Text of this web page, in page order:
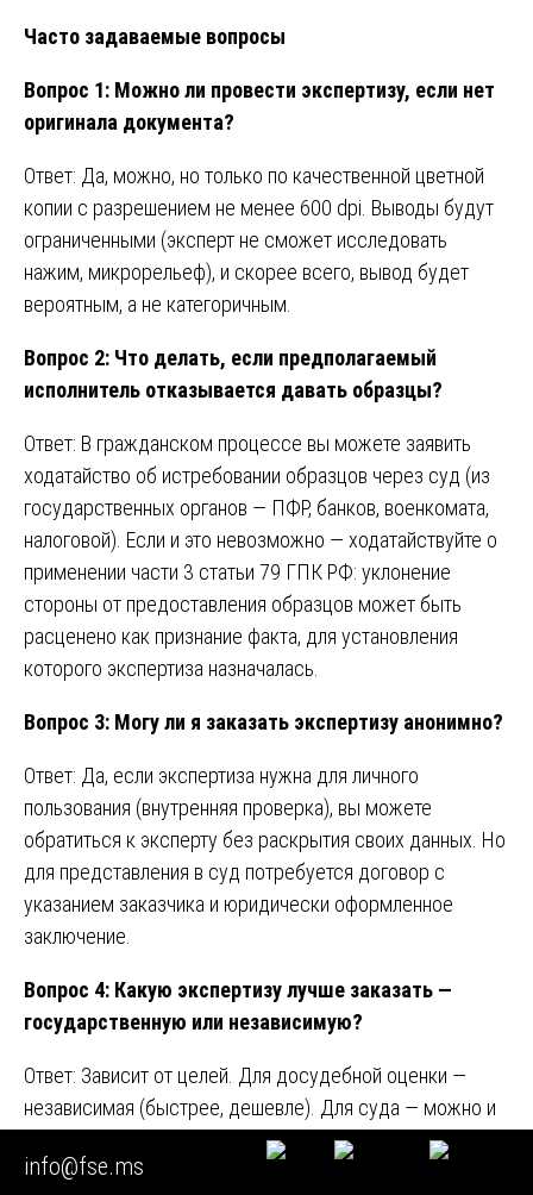
Часто задаваемые вопросы
Вопрос 1: Можно ли провести экспертизу, если нет
оригинала документа?
Ответ: Да, можно, но только по качественной цветной
копии с разрешением не менее 600 dpi. Выводы будут
ограниченными (эксперт не сможет исследовать
нажим, микрорельеф), и скорее всего, вывод будет
вероятным, а не категоричным.
Вопрос 2: Что делать, если предполагаемый
исполнитель отказывается давать образцы?
Ответ: В гражданском процессе вы можете заявить
ходатайство об истребовании образцов через суд (из
государственных органов — ПФР, банков, военкомата,
налоговой). Если и это невозможно — ходатайствуйте о
применении части 3 статьи 79 ГПК РФ: уклонение
стороны от предоставления образцов может быть
расценено как признание факта, для установления
которого экспертиза назначалась.
Вопрос 3: Могу ли я заказать экспертизу анонимно?
Ответ: Да, если экспертиза нужна для личного
пользования (внутренняя проверка), вы можете
обратиться к эксперту без раскрытия своих данных. Но
для представления в суд потребуется договор с
указанием заказчика и юридически оформленное
заключение.
Вопрос 4: Какую экспертизу лучше заказать —
государственную или независимую?
Ответ: Зависит от целей. Для досудебной оценки —
независимая (быстрее, дешевле). Для суда — можно и
ту, и другую. Государственная часто воспринимается
судами как более авторитетная, но независимая может
info@fse.ms